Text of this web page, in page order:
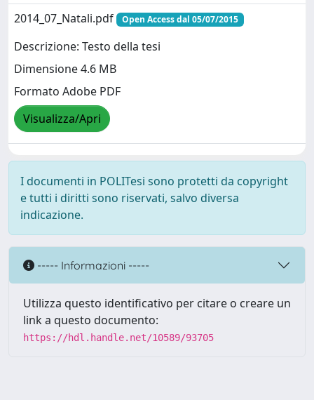
2014_07_Natali.pdf
Open Access dal 05/07/2015
Descrizione: Testo della tesi
Dimensione 4.6 MB
Formato Adobe PDF
Visualizza/Apri
I documenti in POLITesi sono protetti da copyright
e tutti i diritti sono riservati, salvo diversa
indicazione.
----- Informazioni -----
Utilizza questo identificativo per citare o creare un
link a questo documento:
https://hdl.handle.net/10589/93705